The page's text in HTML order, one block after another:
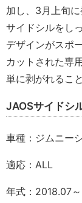
加し、3月上旬
サイドシルをし
デザインがスポ
カットされた専
単に剥がれるこ
JAOSサイドシ
車種：ジムニー
適応：ALL
年式：2018.07～